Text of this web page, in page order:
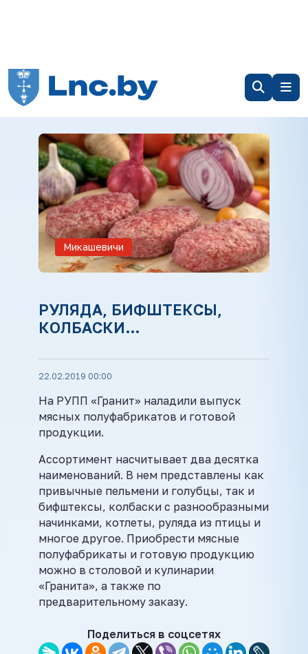
Микашевичи
РУЛЯДА, БИФШТЕКСЫ,
КОЛБАСКИ…
22.02.2019 00:00
На РУПП «Гранит» наладили выпуск
мясных полуфабрикатов и готовой
продукции.
Ассортимент насчитывает два десятка
наименований. В нем представлены как
привычные пельмени и голубцы, так и
бифштексы, колбаски с разнообразными
начинками, котлеты, руляда из птицы и
многое другое. Приобрести мясные
полуфабрикаты и готовую продукцию
можно в столовой и кулинарии
«Гранита», а также по
предварительному заказу.
Поделиться в соцсетях